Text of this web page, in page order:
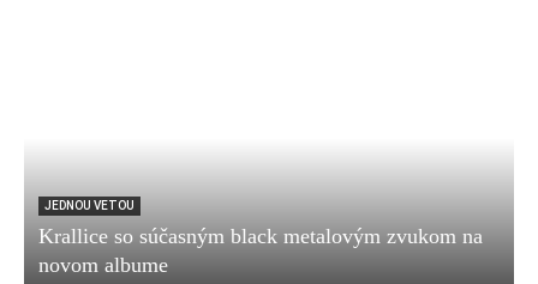
JEDNOU VETOU
Krallice so súčasným black metalovým zvukom na
novom albume